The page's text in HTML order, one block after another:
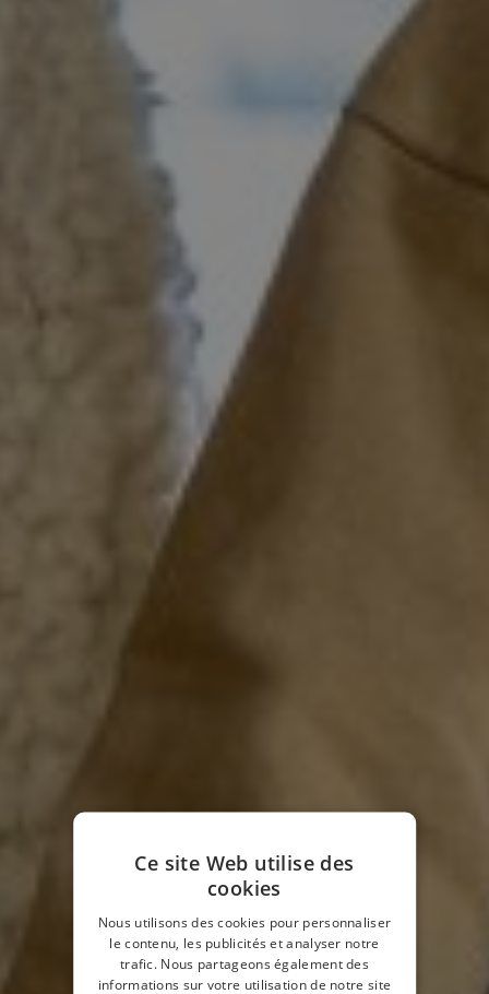
Ce site Web utilise des
cookies
Nous utilisons des cookies pour personnaliser
le contenu, les publicités et analyser notre
trafic. Nous partageons également des
informations sur votre utilisation de notre site